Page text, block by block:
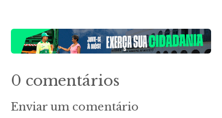
0 comentários
Enviar um comentário